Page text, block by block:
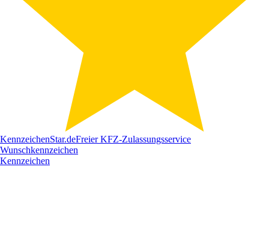
KennzeichenStar.deFreier KFZ-Zulassungsservice
Wunschkennzeichen
Kennzeichen